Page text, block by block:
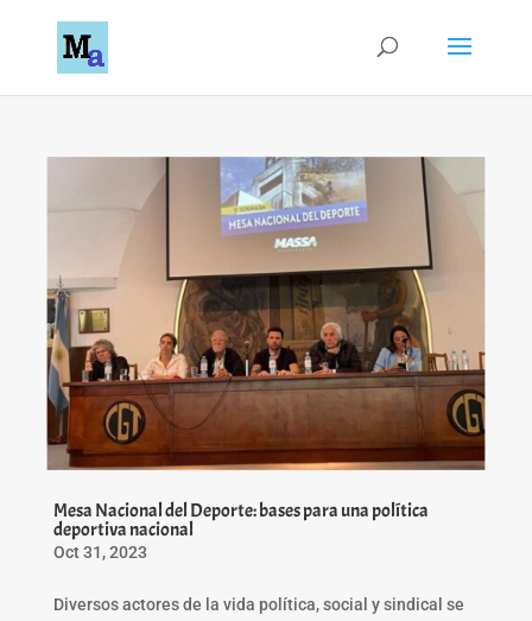
Mesa Nacional del Deporte: bases para una política
deportiva nacional
Oct 31, 2023
Diversos actores de la vida política, social y sindical se